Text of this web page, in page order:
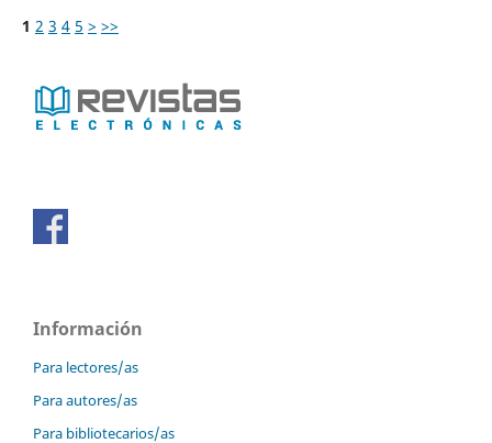
1 2 3 4 5 > >>
Información
Para lectores/as
Para autores/as
Para bibliotecarios/as